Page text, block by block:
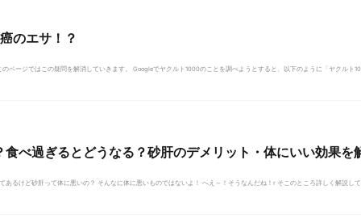
のエサ！？
ページではこの疑問を解消していきます。 Googleでヤクルト1000のことを調べようとすると、以下のように「ヤクルト
食べ過ぎるとどうなる？砂肝のデメリット・体にいい効果を
あるけど砂肝って体に悪いの？ そんなに体に悪いものではないよ！ へえ～！そうなんだね！r そこのところ詳しく解説し